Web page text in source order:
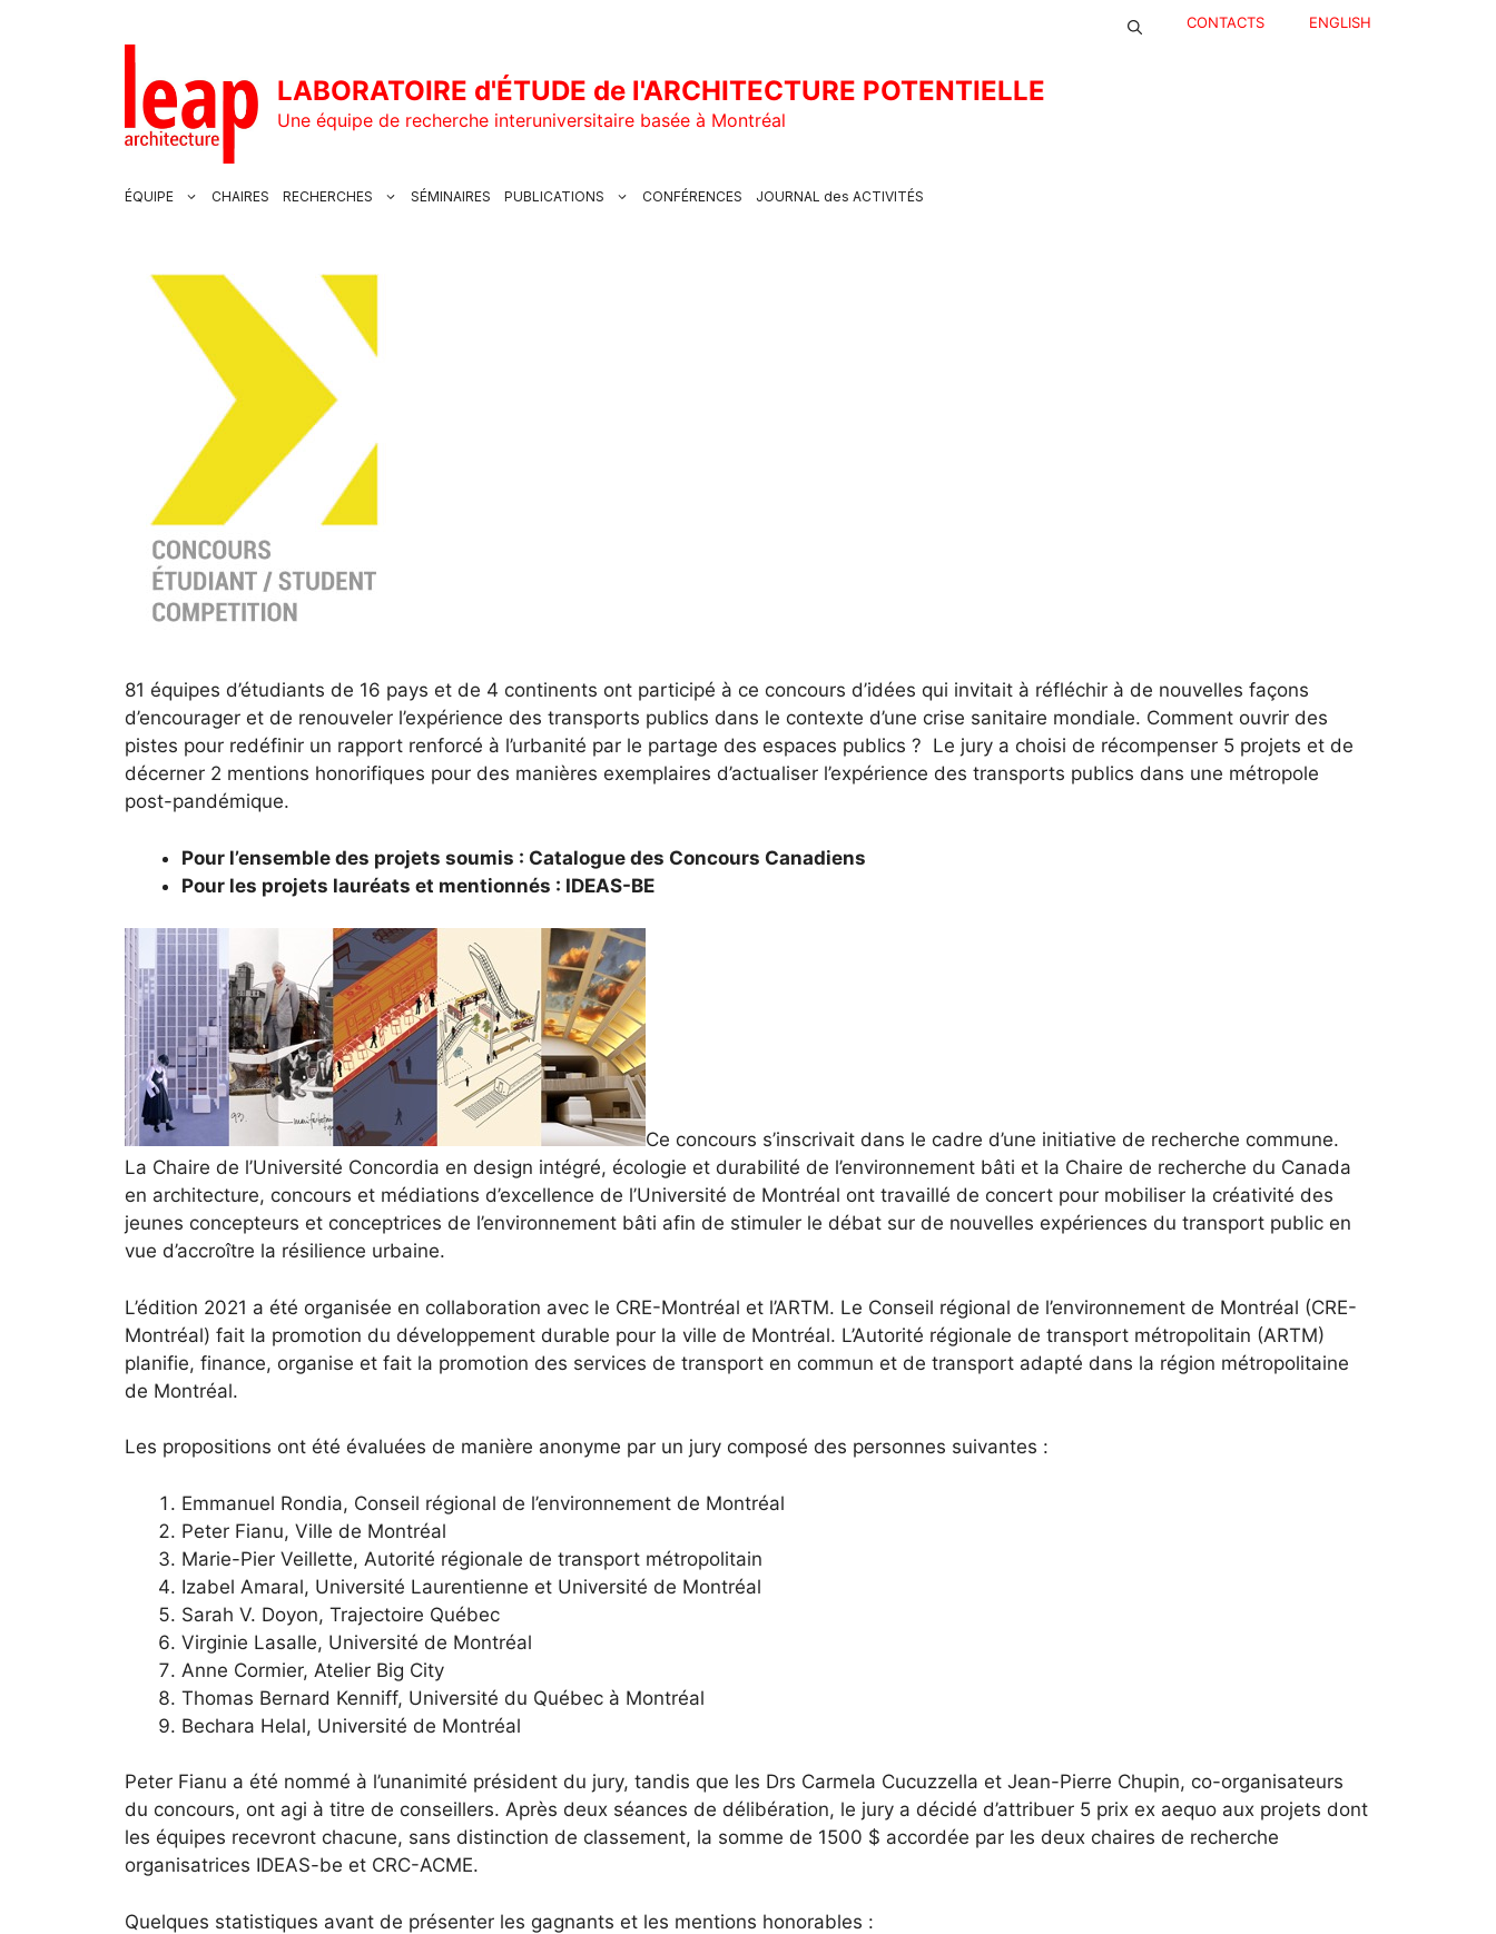
CONTACTS ENGLISH
LABORATOIRE d'ÉTUDE de l'ARCHITECTURE POTENTIELLE
Une équipe de recherche interuniversitaire basée à Montréal
ÉQUIPE CHAIRES RECHERCHES SÉMINAIRES PUBLICATIONS CONFÉRENCES JOURNAL des ACTIVITÉS
81 équipes d’étudiants de 16 pays et de 4 continents ont participé à ce concours d’idées qui invitait à réfléchir à de nouvelles façons
d’encourager et de renouveler l’expérience des transports publics dans le contexte d’une crise sanitaire mondiale. Comment ouvrir des
pistes pour redéfinir un rapport renforcé à l’urbanité par le partage des espaces publics ? Le jury a choisi de récompenser 5 projets et de
décerner 2 mentions honorifiques pour des manières exemplaires d’actualiser l’expérience des transports publics dans une métropole
post-pandémique.
Pour l’ensemble des projets soumis : Catalogue des Concours Canadiens
Pour les projets lauréats et mentionnés : IDEAS-BE
Ce concours s’inscrivait dans le cadre d’une initiative de recherche commune.
La Chaire de l’Université Concordia en design intégré, écologie et durabilité de l’environnement bâti et la Chaire de recherche du Canada
en architecture, concours et médiations d’excellence de l’Université de Montréal ont travaillé de concert pour mobiliser la créativité des
jeunes concepteurs et conceptrices de l’environnement bâti afin de stimuler le débat sur de nouvelles expériences du transport public en
vue d’accroître la résilience urbaine.
L’édition 2021 a été organisée en collaboration avec le CRE-Montréal et l’ARTM. Le Conseil régional de l’environnement de Montréal (CRE-
Montréal) fait la promotion du développement durable pour la ville de Montréal. L’Autorité régionale de transport métropolitain (ARTM)
planifie, finance, organise et fait la promotion des services de transport en commun et de transport adapté dans la région métropolitaine
de Montréal.
Les propositions ont été évaluées de manière anonyme par un jury composé des personnes suivantes :
Emmanuel Rondia, Conseil régional de l’environnement de Montréal
Peter Fianu, Ville de Montréal
Marie-Pier Veillette, Autorité régionale de transport métropolitain
Izabel Amaral, Université Laurentienne et Université de Montréal
Sarah V. Doyon, Trajectoire Québec
Virginie Lasalle, Université de Montréal
Anne Cormier, Atelier Big City
Thomas Bernard Kenniff, Université du Québec à Montréal
Bechara Helal, Université de Montréal
Peter Fianu a été nommé à l’unanimité président du jury, tandis que les Drs Carmela Cucuzzella et Jean-Pierre Chupin, co-organisateurs
du concours, ont agi à titre de conseillers. Après deux séances de délibération, le jury a décidé d’attribuer 5 prix ex aequo aux projets dont
les équipes recevront chacune, sans distinction de classement, la somme de 1500 $ accordée par les deux chaires de recherche
organisatrices IDEAS-be et CRC-ACME.
Quelques statistiques avant de présenter les gagnants et les mentions honorables :